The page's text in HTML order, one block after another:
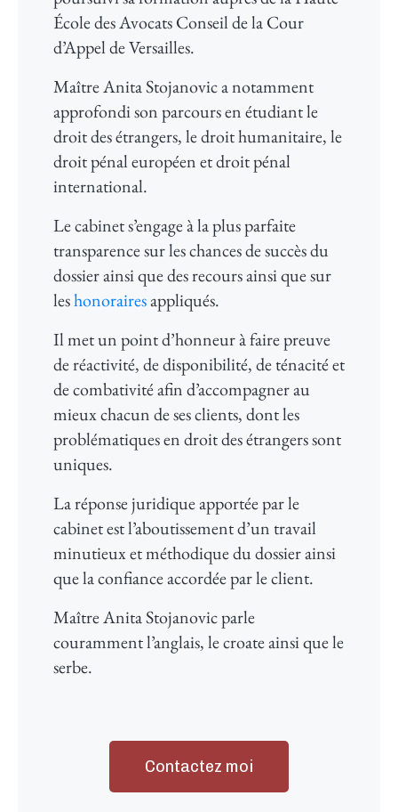
École des Avocats Conseil de la Cour
d’Appel de Versailles.
Maître Anita Stojanovic a notamment
approfondi son parcours en étudiant le
droit des étrangers, le droit humanitaire, le
droit pénal européen et droit pénal
international.
Le cabinet s’engage à la plus parfaite
transparence sur les chances de succès du
dossier ainsi que des recours ainsi que sur
leshonorairesappliqués.
Il met un point d’honneur à faire preuve
de réactivité, de disponibilité, de ténacité et
de combativité afin d’accompagner au
mieux chacun de ses clients, dont les
problématiques en droit des étrangers sont
uniques.
La réponse juridique apportée par le
cabinet est l’aboutissement d’un travail
minutieux et méthodique du dossier ainsi
que la confiance accordée par le client.
Maître Anita Stojanovic parle
couramment l’anglais, le croate ainsi que le
serbe.
Contactez moi